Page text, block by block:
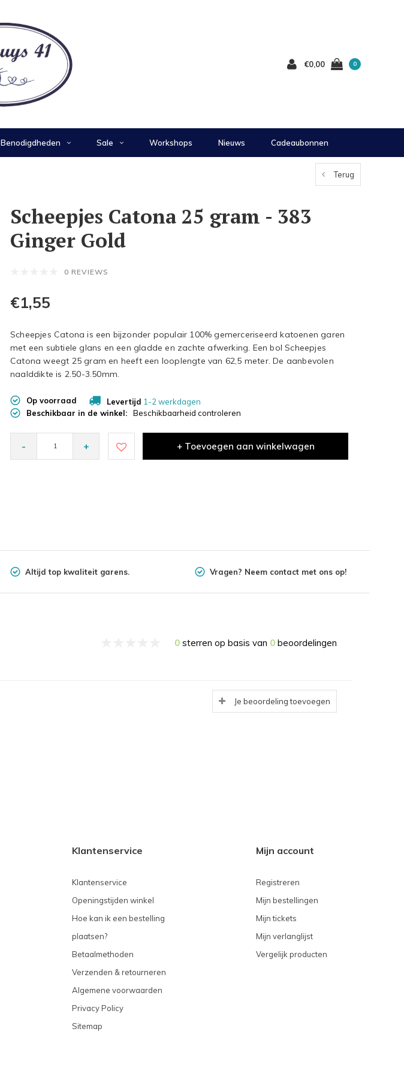
€0,00 0
Benodigdheden Sale Workshops Nieuws Cadeaubonnen
Terug
Scheepjes Catona 25 gram - 383
Ginger Gold
0 REVIEWS
€1,55
Scheepjes Catona is een bijzonder populair 100% gemerceriseerd katoenen garen
met een subtiele glans en een gladde en zachte afwerking. Een bol Scheepjes
Catona weegt 25 gram en heeft een looplengte van 62,5 meter. De aanbevolen
naalddikte is 2.50-3.50mm.
Op voorraad Levertijd 1-2 werkdagen
Beschikbaar in de winkel:
Beschikbaarheid controleren
- + + Toevoegen aan winkelwagen
Altijd top kwaliteit garens. Vragen? Neem contact met ons op!
0 sterren op basis van 0 beoordelingen
Je beoordeling toevoegen
Klantenservice
Klantenservice
Openingstijden winkel
Hoe kan ik een bestelling
plaatsen?
Betaalmethoden
Verzenden & retourneren
Algemene voorwaarden
Privacy Policy
Sitemap
Mijn account
Registreren
Mijn bestellingen
Mijn tickets
Mijn verlanglijst
Vergelijk producten